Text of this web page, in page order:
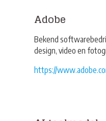
Adobe
Bekend
design, video en
https://